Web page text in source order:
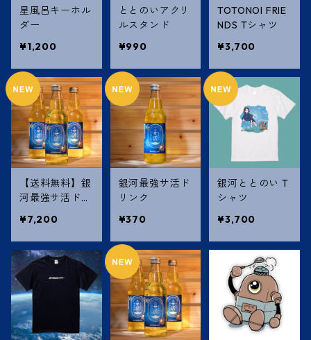
星風呂キーホル
ダー
¥1,200
ととのいアクリ
ルスタンド
¥990
TOTONOI FRIE
NDS Tシャツ
¥3,700
【送料無料】銀
河最強サ活ドリ
4本】
¥7,200
銀河最強サ活ド
リンク
¥370
銀河ととのい T
シャツ
¥3,700